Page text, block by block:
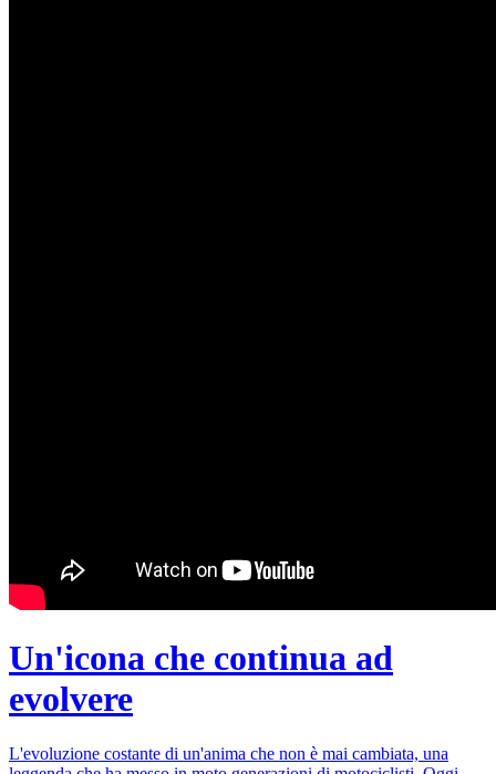
Un'icona che continua ad
evolvere
L'evoluzione costante di un'anima che non è mai cambiata, una